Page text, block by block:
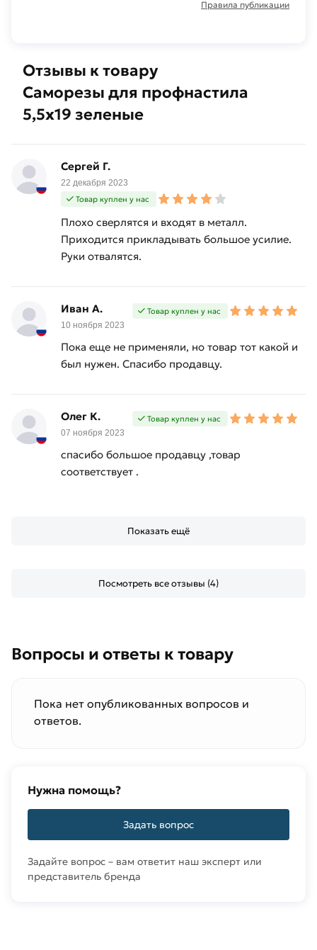
Отзывы к товару
Саморезы для профнастила
5,5х19 зеленые
Сергей Г.
22 декабря 2023
Товар куплен у нас
Плохо сверлятся и входят в металл.
Приходится прикладывать большое усилие.
Руки отвалятся.
Иван А.
10 ноября 2023
Товар куплен у нас
Пока еще не применяли, но товар тот какой и
был нужен. Спасибо продавцу.
Олег К.
07 ноября 2023
Товар куплен у нас
спасибо большое продавцу ,товар
соответствует .
Показать ещё
Посмотреть все отзывы (4)
Правила публикации
Вопросы и ответы к товару
Пока нет опубликованных вопросов и
ответов.
Нужна помощь?
Задать вопрос
Задайте вопрос – вам ответит наш эксперт или
представитель бренда